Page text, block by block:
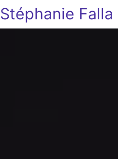
Stéphanie Falla